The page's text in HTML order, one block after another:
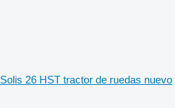
Solis 26 HST tractor de ruedas nuevo